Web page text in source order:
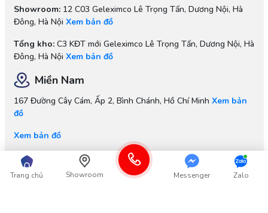
Showroom:12 C03 Geleximco Lê Trọng Tấn, Dương Nội, Hà
Đông, Hà Nội Xem bản đồ
Tổng kho:C3 KĐT mới Geleximco Lê Trọng Tấn, Dương Nội, Hà
Đông, Hà Nội Xem bản đồ
Miền Nam
167 Đường Cây Cám, Ấp 2, Bình Chánh, Hồ Chí Minh Xem bản
đồ
Xem bản đồ
Cụm Công Nghiệp:Long Xuyên, Phúc Thọ, Hà Nội Xem bản
Trang chủ Showroom Messenger Zalo